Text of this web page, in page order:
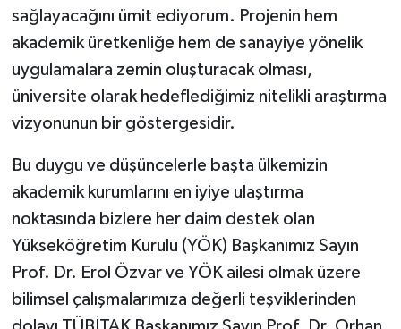
sağlayacağını ümit ediyorum. Projenin hem
akademik üretkenliğe hem de sanayiye yönelik
uygulamalara zemin oluşturacak olması,
üniversite olarak hedeflediğimiz nitelikli araştırma
vizyonunun bir göstergesidir.
Bu duygu ve düşüncelerle başta ülkemizin
akademik kurumlarını en iyiye ulaştırma
noktasında bizlere her daim destek olan
Yükseköğretim Kurulu (YÖK) Başkanımız Sayın
Prof. Dr. Erol Özvar ve YÖK ailesi olmak üzere
bilimsel çalışmalarımıza değerli teşviklerinden